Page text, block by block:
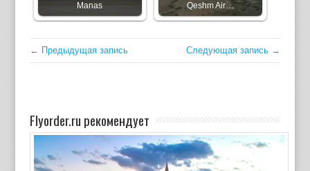
Manas
Qeshm Air…
← Предыдущая запись Следующая запись →
Flyorder.ru рекомендует